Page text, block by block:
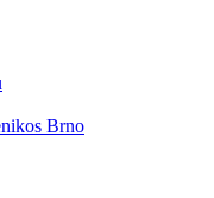
Brno